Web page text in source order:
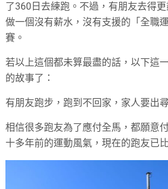
了360日去練跑。不過，有朋友去得
做一個沒有薪水，沒有支援的「全職
賽。
若以上這個都未算最盡的話，以下這
的故事了：
有朋友跑步，跑到不回家，家人要出
相信很多跑友為了應付全馬，都願意
十多年前的運動風氣，現在的跑友已